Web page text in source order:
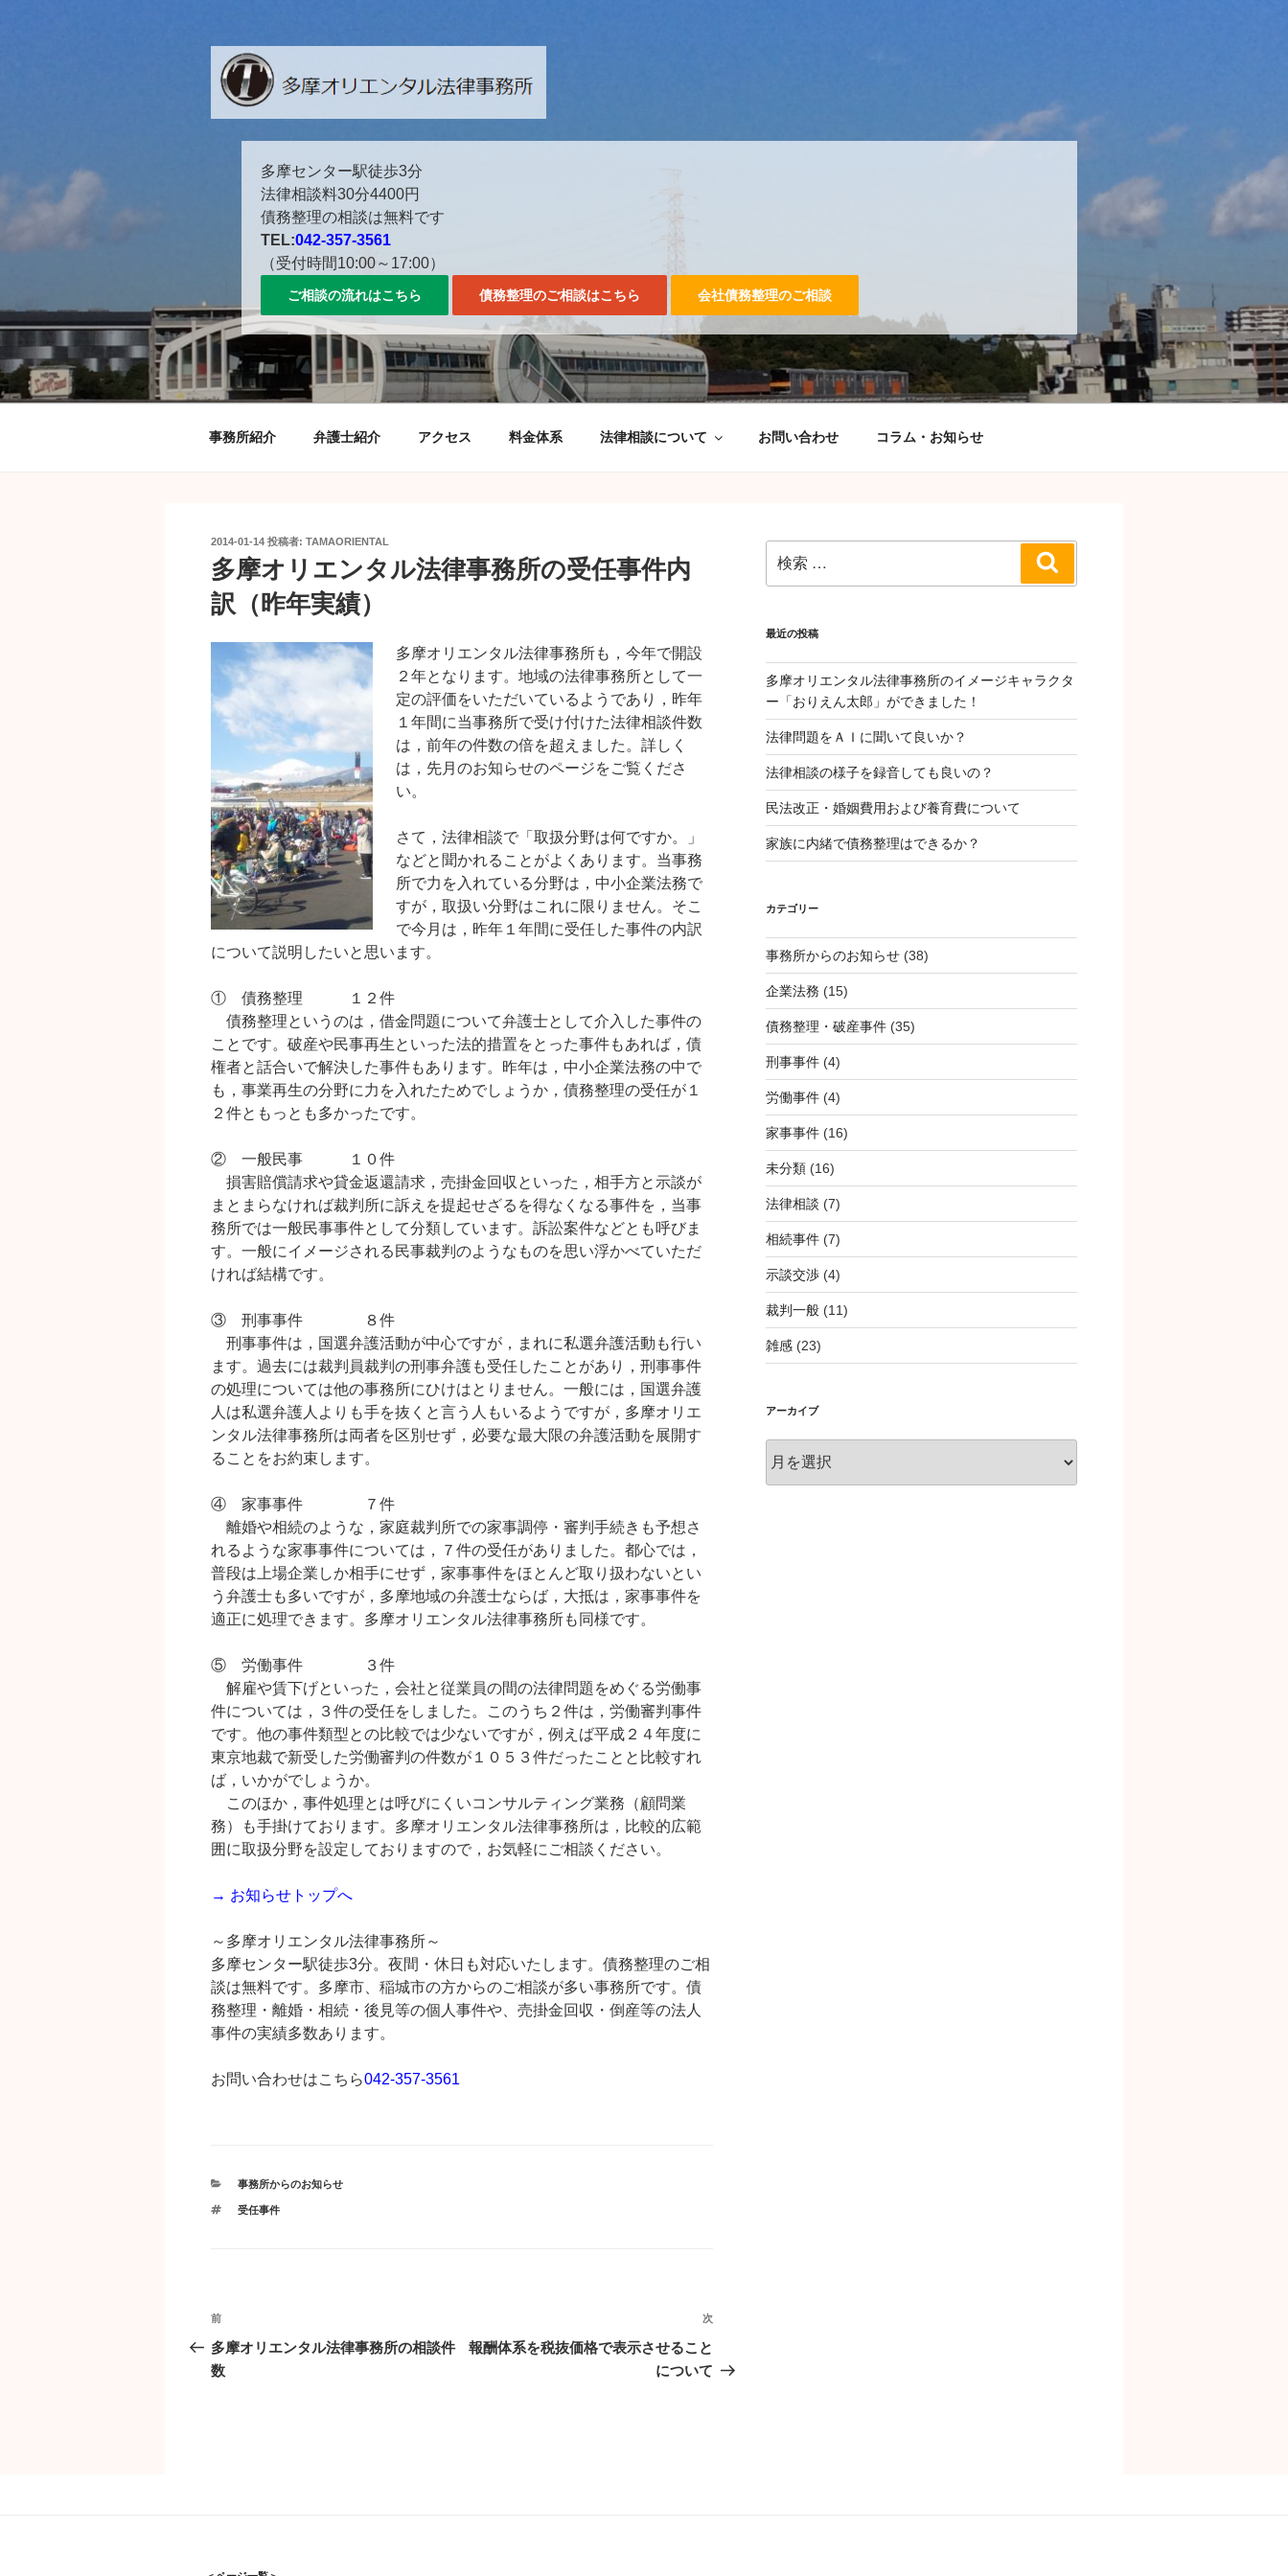
多摩センター駅徒歩３分。042-357-3561。
多摩センター駅徒歩3分
法律相談料30分4400円
債務整理の相談は無料です
TEL:042-357-3561
（受付時間10:00～17:00）
ご相談の流れはこちら 債務整理のご相談はこちら 会社債務整理のご相談
事務所紹介 弁護士紹介 アクセス 料金体系 法律相談について お問い合わせ コラム・お知らせ
投
日:
2014-01-14 投稿者: TAMAORIENTAL
多摩オリエンタル法律事務所の受任事件内
訳（昨年実績）
多摩オリエンタル法律事務所も，今年で開設
２年となります。地域の法律事務所として一
定の評価をいただいているようであり，昨年
１年間に当事務所で受け付けた法律相談件数
は，前年の件数の倍を超えました。詳しく
は，先月のお知らせのページをご覧くださ
い。
さて，法律相談で「取扱分野は何ですか。」
などと聞かれることがよくあります。当事務
所で力を入れている分野は，中小企業法務で
すが，取扱い分野はこれに限りません。そこ
で今月は，昨年１年間に受任した事件の内訳
について説明したいと思います。
① 債務整理 １２件
債務整理というのは，借金問題について弁護士として介入した事件の
ことです。破産や民事再生といった法的措置をとった事件もあれば，債
権者と話合いで解決した事件もあります。昨年は，中小企業法務の中で
も，事業再生の分野に力を入れたためでしょうか，債務整理の受任が１
２件ともっとも多かったです。
② 一般民事 １０件
損害賠償請求や貸金返還請求，売掛金回収といった，相手方と示談が
まとまらなければ裁判所に訴えを提起せざるを得なくなる事件を，当事
務所では一般民事事件として分類しています。訴訟案件などとも呼びま
す。一般にイメージされる民事裁判のようなものを思い浮かべていただ
ければ結構です。
③ 刑事事件 ８件
刑事事件は，国選弁護活動が中心ですが，まれに私選弁護活動も行い
ます。過去には裁判員裁判の刑事弁護も受任したことがあり，刑事事件
の処理については他の事務所にひけはとりません。一般には，国選弁護
人は私選弁護人よりも手を抜くと言う人もいるようですが，多摩オリエ
ンタル法律事務所は両者を区別せず，必要な最大限の弁護活動を展開す
ることをお約束します。
④ 家事事件 ７件
離婚や相続のような，家庭裁判所での家事調停・審判手続きも予想さ
れるような家事事件については，７件の受任がありました。都心では，
普段は上場企業しか相手にせず，家事事件をほとんど取り扱わないとい
う弁護士も多いですが，多摩地域の弁護士ならば，大抵は，家事事件を
適正に処理できます。多摩オリエンタル法律事務所も同様です。
⑤ 労働事件 ３件
解雇や賃下げといった，会社と従業員の間の法律問題をめぐる労働事
件については，３件の受任をしました。このうち２件は，労働審判事件
です。他の事件類型との比較では少ないですが，例えば平成２４年度に
東京地裁で新受した労働審判の件数が１０５３件だったことと比較すれ
ば，いかがでしょうか。
このほか，事件処理とは呼びにくいコンサルティング業務（顧問業
務）も手掛けております。多摩オリエンタル法律事務所は，比較的広範
囲に取扱分野を設定しておりますので，お気軽にご相談ください。
→ お知らせトップへ
～多摩オリエンタル法律事務所～
多摩センター駅徒歩3分。夜間・休日も対応いたします。債務整理のご相
談は無料です。多摩市、稲城市の方からのご相談が多い事務所です。債
務整理・離婚・相続・後見等の個人事件や、売掛金回収・倒産等の法人
事件の実績多数あります。
お問い合わせはこちら042-357-3561
カ
ゴ
事務所からのお知らせ
タ
受任事件
投
ナ
過
去
の
前
多摩オリエンタル法律事務所の相談件
数
次
投
次
報酬体系を税抜価格で表示させること
について
索:
索
最近の投稿
多摩オリエンタル法律事務所のイメージキャラクタ
ー「おりえん太郎」ができました！
法律問題をＡＩに聞いて良いか？
法律相談の様子を録音しても良いの？
民法改正・婚姻費用および養育費について
家族に内緒で債務整理はできるか？
カテゴリー
事務所からのお知らせ(38)
企業法務 (15)
債務整理・破産事件(35)
刑事事件(4)
労働事件(4)
家事事件(16)
未分類(16)
法律相談 (7)
相続事件(7)
示談交渉(4)
裁判一般(11)
雑感(23)
アーカイブ
ー